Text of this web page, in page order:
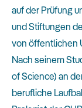
auf der Prüfung
und Stiftungen
von öffentlichen
Nach seinem
of Science) an
berufliche